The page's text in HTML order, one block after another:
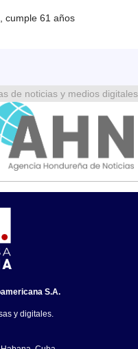
cumple 61 años
de noticias y medios digitales
S.A.
y digitales.